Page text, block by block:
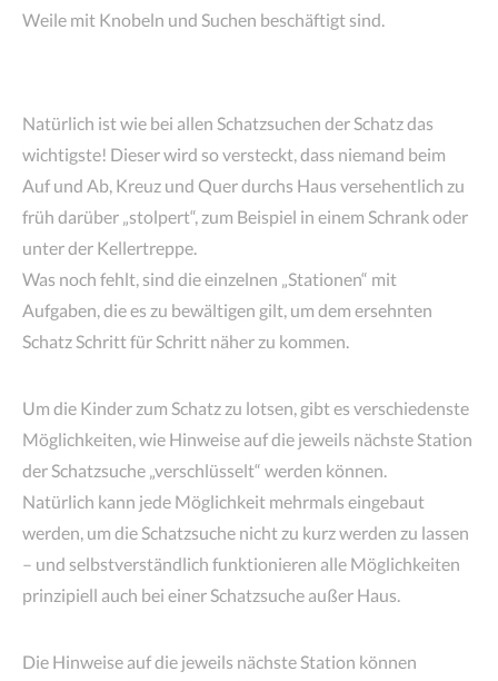
Weile mit Knobeln und Suchen beschäftigt sind.
Natürlich ist wie bei allen Schatzsuchen der Schatz das
wichtigste! Dieser wird so versteckt, dass niemand beim
Auf und Ab, Kreuz und Quer durchs Haus versehentlich zu
früh darüber „stolpert“, zum Beispiel in einem Schrank oder
unter der Kellertreppe.
Was noch fehlt, sind die einzelnen „Stationen“ mit
Aufgaben, die es zu bewältigen gilt, um dem ersehnten
Schatz Schritt für Schritt näher zu kommen.
Um die Kinder zum Schatz zu lotsen, gibt es verschiedenste
Möglichkeiten, wie Hinweise auf die jeweils nächste Station
der Schatzsuche „verschlüsselt“ werden können.
Natürlich kann jede Möglichkeit mehrmals eingebaut
werden, um die Schatzsuche nicht zu kurz werden zu lassen
– und selbstverständlich funktionieren alle Möglichkeiten
prinzipiell auch bei einer Schatzsuche außer Haus.
Die Hinweise auf die jeweils nächste Station können